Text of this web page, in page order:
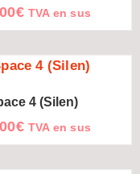
€ TVA en sus
4 (Silen)
€ TVA en sus